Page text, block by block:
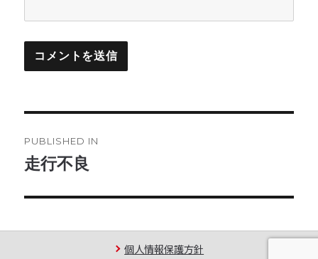
稿
PUBLISHED IN
走行不良
個人情報保護方針